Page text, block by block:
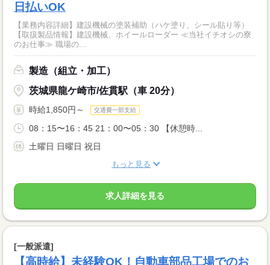
日払いOK
【業務内容詳細】建設機械の塗装補助（ハケ塗り、シール貼り等）
【取扱製品情報】建設機械、ホイールローダー ≪当社イチオシの寮
のお仕事≫ 職場の...
製造（組立・加工）
茨城県龍ケ崎市/佐貫駅（車 20分）
時給1,850円～ 交通費一部支給
08：15〜16：45 21：00〜05：30 【休憩時...
土曜日 日曜日 祝日
もっと見る
求人詳細を見る
[一般派遣]
【高時給】未経験OK！自動車部品工場でのお